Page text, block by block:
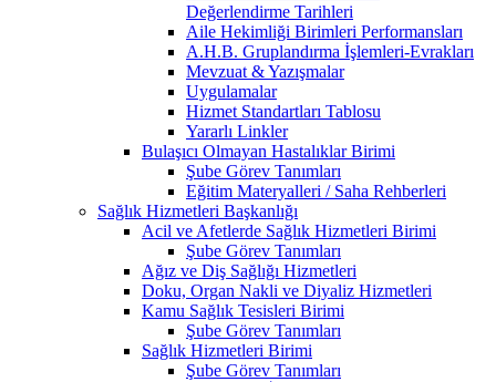
Değerlendirme Tarihleri
Aile Hekimliği Birimleri Performansları
A.H.B. Gruplandırma İşlemleri-Evrakları
Mevzuat & Yazışmalar
Uygulamalar
Hizmet Standartları Tablosu
Yararlı Linkler
Bulaşıcı Olmayan Hastalıklar Birimi
Şube Görev Tanımları
Eğitim Materyalleri / Saha Rehberleri
Sağlık Hizmetleri Başkanlığı
Acil ve Afetlerde Sağlık Hizmetleri Birimi
Şube Görev Tanımları
Ağız ve Diş Sağlığı Hizmetleri
Doku, Organ Nakli ve Diyaliz Hizmetleri
Kamu Sağlık Tesisleri Birimi
Şube Görev Tanımları
Sağlık Hizmetleri Birimi
Şube Görev Tanımları